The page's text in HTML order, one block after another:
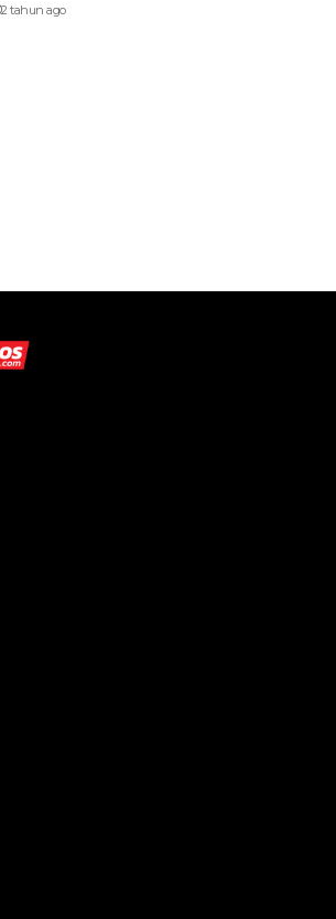
2 tahun ago